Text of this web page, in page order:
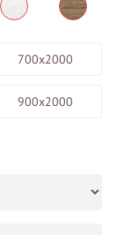
700х2000
900х2000